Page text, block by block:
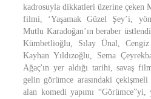
kadrosuyla dikkatleri üzerine çeken
filmi, ‘Yaşamak Güzel Şey’i,
Mutlu Karadoğan’ın beraber
Kümbetlioğlu, Sılay Ünal,
Kayhan Yıldızoğlu, Sema
Ağaç'ın yer aldığı tarihi, savaş
gelin görümce arasındaki
alan komedi yapımı